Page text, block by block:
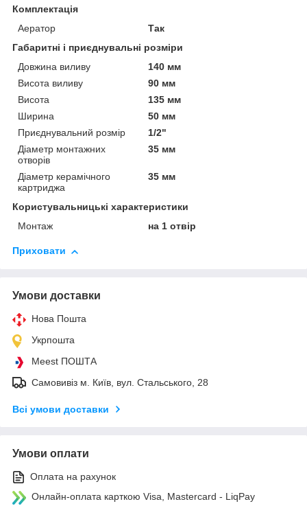
Комплектація
Аератор
Так
Габаритні і приєднувальні розміри
Довжина виливу
140 мм
Висота виливу
90 мм
Висота
135 мм
Ширина
50 мм
Приєднувальний розмір
1/2"
Діаметр монтажних
отворів
35 мм
Діаметр керамічного
картриджа
35 мм
Користувальницькі характеристики
Монтаж
на 1 отвір
Приховати
Умови доставки
Нова Пошта
Укрпошта
Meest ПОШТА
Самовивіз м. Київ, вул. Стальського, 28
Всі умови доставки
Умови оплати
Оплата на рахунок
Онлайн-оплата карткою Visa, Mastercard - LiqPay